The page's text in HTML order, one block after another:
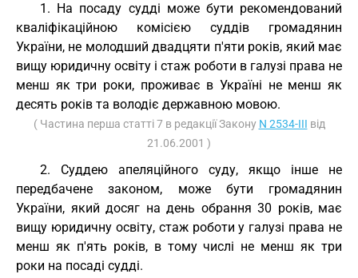
1. На посаду судді може бути рекомендований
кваліфікаційною комісією суддів громадянин
України, не молодший двадцяти п'яти років, який має
вищу юридичну освіту і стаж роботи в галузі права не
менш як три роки, проживає в Україні не менш як
десять років та володіє державною мовою.
( Частина перша статті 7 в редакції Закону N 2534-III від
21.06.2001 )
2. Суддею апеляційного суду, якщо інше не
передбачене законом, може бути громадянин
України, який досяг на день обрання 30 років, має
вищу юридичну освіту, стаж роботи у галузі права не
менш як п'ять років, в тому числі не менш як три
роки на посаді судді.